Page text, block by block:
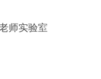
师实验室English